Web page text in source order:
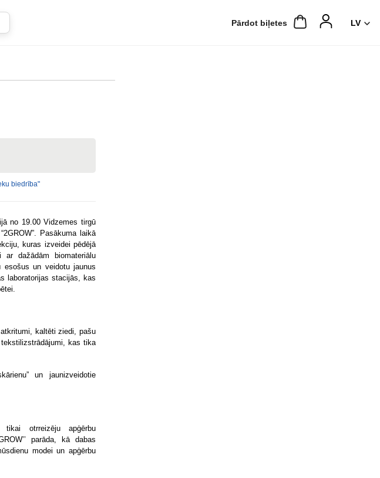
Pārdot biļetes
biedrība"
no 19.00 Vidzemes tirgū
Pasākuma laikā
kuras izveidei pēdējā
ar dažādām biomateriālu
esošus un veidotu jaunus
laboratorijas stacijās, kas
kaltēti ziedi, pašu
kas tika
un jaunizveidotie
tikai otrreizēju apģērbu
parāda, kā dabas
modei un apģērbu